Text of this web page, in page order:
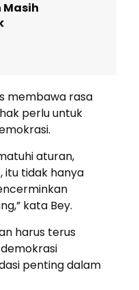
Masih
membawa rasa
perlu untuk
aturan,
itu tidak hanya
kata Bey.
harus terus
penting dalam